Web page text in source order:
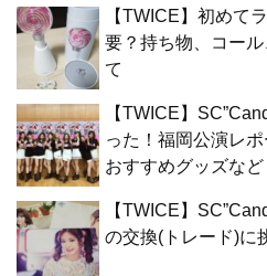
【TWICE】初めて
要？持ち物、コー
て
【TWICE】
った！福岡公演レポ
おすすめグッズなど
【TWICE】
の交換(トレード)に